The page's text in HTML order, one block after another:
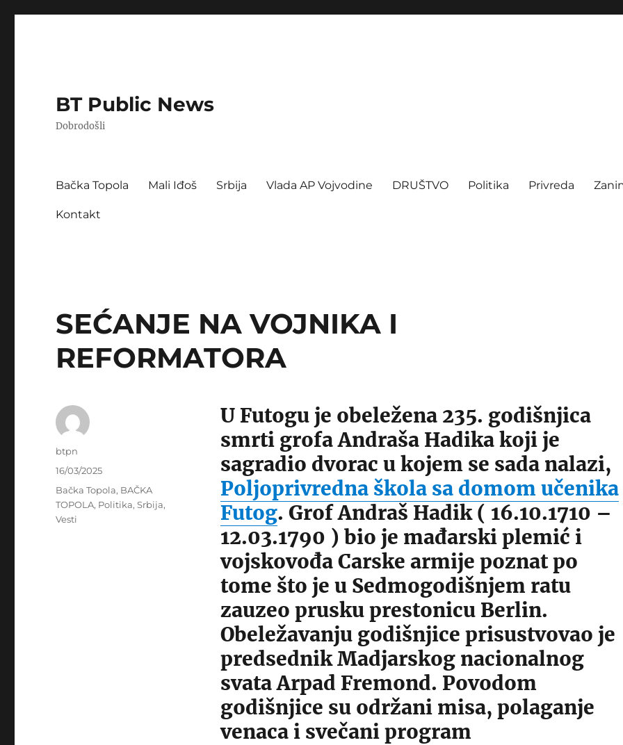
BT Public News
Dobrodošli
Bačka Topola Mali Iđoš Srbija Vlada AP Vojvodine DRUŠTVO Politika Privreda
Kontakt
SEĆANJE NA VOJNIKA I
REFORMATORA
U Futogu je obeležena 235. godišnjica
smrti grofa Andraša Hadika koji je
sagradio dvorac u kojem se sada nalazi,
Poljoprivredna škola sa domom učenika
Futog. Grof Andraš Hadik ( 16.10.1710 –
12.03.1790 ) bio je mađarski plemić i
vojskovođa Carske armije poznat po
tome što je u Sedmogodišnjem ratu
zauzeo prusku prestonicu Berlin.
Obeležavanju godišnjice prisustvovao je
predsednik Madjarskog nacionalnog
svata Arpad Fremond. Povodom
godišnjice su održani misa, polaganje
venaca i svečani program
Author
btpn
Posted
16/03/2025
Categories
Bačka Topola, BAČKA
TOPOLA, Politika,Srbija,
Vesti